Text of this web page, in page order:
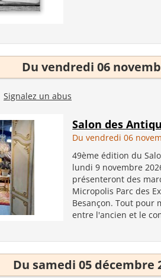
Du vendredi 06
Signalez un abus
Salon des
Du vendredi 06
49ème édition du
lundi 9 novembre
présenteront des
Micropolis Parc des
Besançon. Tout pour
entre l'ancien et le
Du samedi 05 décembre